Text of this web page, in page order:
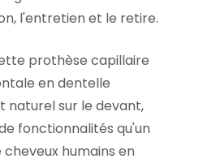
l'entretien et le retire.
prothèse capillaire
en dentelle
naturel sur le devant,
fonctionnalités qu'un
humains en